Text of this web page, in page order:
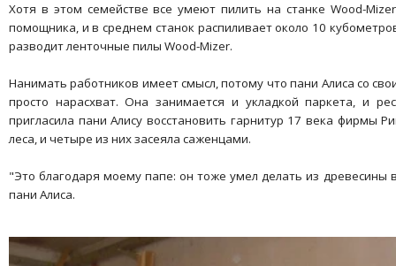
Хотя в этом семействе все умеют пилить на станке Wood-
помощника, и в среднем станок распиливает около 10
разводит ленточные пилы Wood-Mizer.
Нанимать работников имеет смысл, потому что пани Алиса со
просто нарасхват. Она занимается и укладкой паркета, и
пригласила пани Алису восстановить гарнитур 17 века фирмы
леса, и четыре из них засеяла саженцами.
"Это благодаря моему папе: он тоже умел делать из древесины
пани Алиса.